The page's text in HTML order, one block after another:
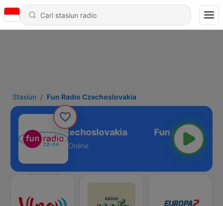
Stasiun Fun Radio Czechoslovakia
Fun Radio Czechoslovakia
Online